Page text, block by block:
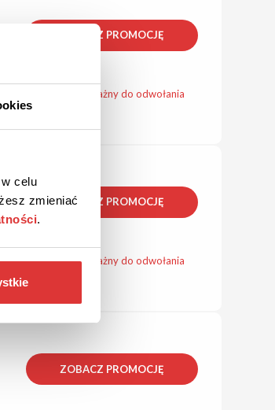
celu
zmieniać
.
ZOBACZ PROMOCJĘ
Kupon ważny do odwołania
ZOBACZ PROMOCJĘ
Kupon ważny do odwołania
ZOBACZ PROMOCJĘ